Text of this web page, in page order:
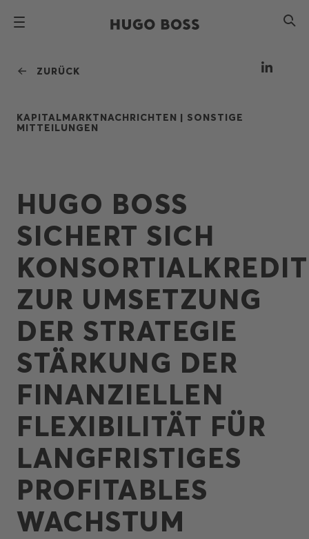
ZURÜCK
KAPITALMARKTNACHRICHTEN | SONSTIGE
MITTEILUNGEN
HUGO BOSS
SICHERT SICH
KONSORTIALKREDIT
ZUR UMSETZUNG
DER STRATEGIE
STÄRKUNG DER
FINANZIELLEN
FLEXIBILITÄT FÜR
LANGFRISTIGES
PROFITABLES
WACHSTUM